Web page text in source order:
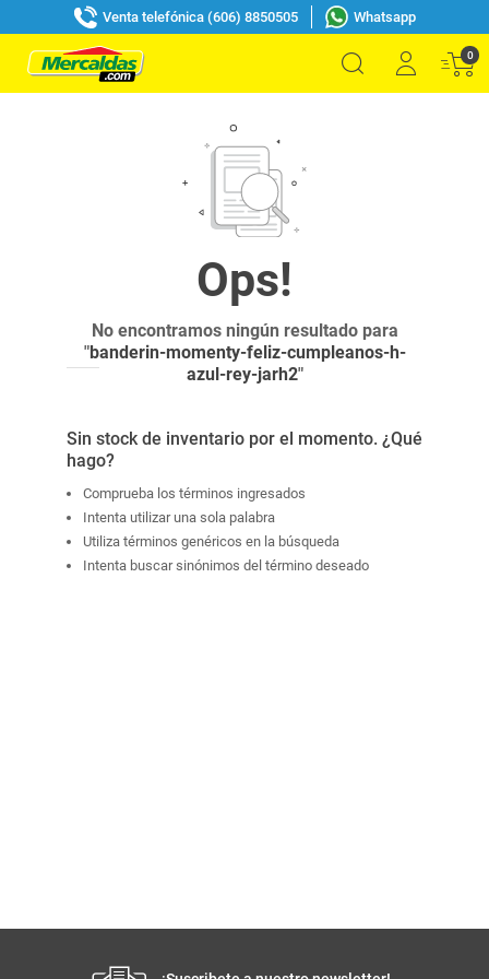
Venta telefónica (606) 8850505 Whatsapp
0
No encontramos ningún resultado para
"banderin-momenty-feliz-cumpleanos-h-
azul-rey-jarh2"
Sin stock de inventario por el momento. ¿Qué
hago?
Comprueba los términos ingresados
Intenta utilizar una sola palabra
Utiliza términos genéricos en la búsqueda
Intenta buscar sinónimos del término deseado